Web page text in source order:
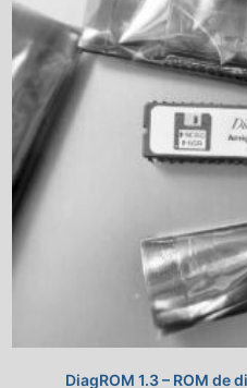
DiagROM 1.3 – ROM